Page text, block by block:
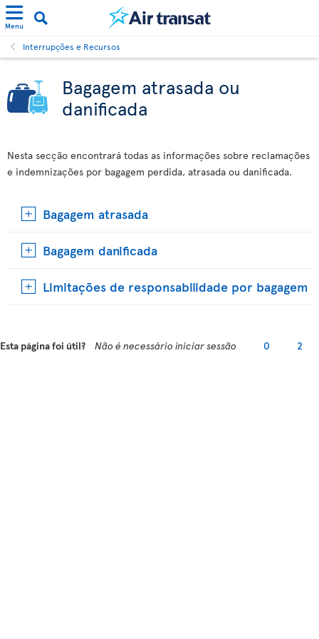
Menu
Interrupções e Recursos
Bagagem atrasada ou
danificada
Nesta secção encontrará todas as informações sobre reclamações
e indemnizações por bagagem perdida, atrasada ou danificada.
Bagagem atrasada
Bagagem danificada
Limitações de responsabilidade por bagagem
Esta página foi útil? Não é necessário iniciar sessão 0 2